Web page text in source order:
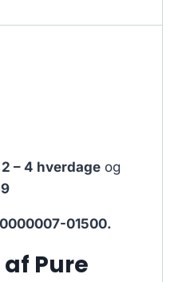
2 – 4 hverdage og
01500.
Pure